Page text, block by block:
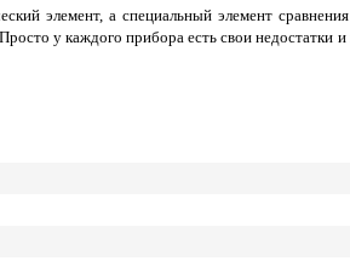
элемент, а специальный элемент
у каждого прибора есть свои недостатки